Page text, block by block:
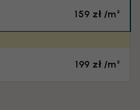
159 zł /m²
199 zł /m²